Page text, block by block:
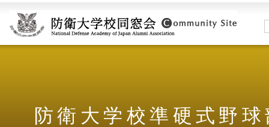
防衛大学校準硬式野